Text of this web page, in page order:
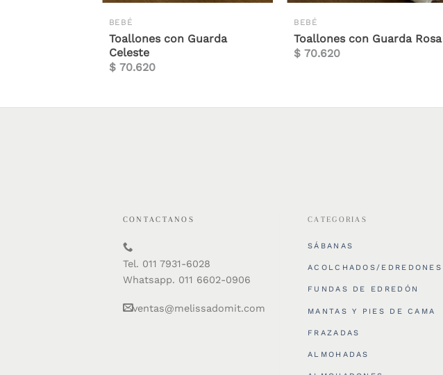
BEBÉ
Toallones con Guarda
Celeste
$70.620
BEBÉ
Toallones con Guarda Rosa
$ 70.620
CONTACTANOS
Tel. 011 7931-6028
Whatsapp. 011 6602-0906
ventas@melissadomit.com
CATEGORIAS
SÁBANAS
ACOLCHADOS/EDREDONES
FUNDAS DE EDREDÓN
MANTAS Y PIES DE CAMA
FRAZADAS
ALMOHADAS